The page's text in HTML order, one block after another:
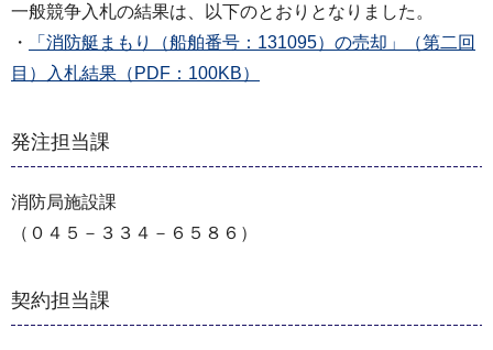
一般競争入札の結果は、以下のとおりとなりました。
・
「消防艇まもり（船舶番号：131095）の売却」（第二回
目）入札結果（PDF：100KB）
発注担当課
消防局施設課
（０４５－３３４－６５８６）
契約担当課